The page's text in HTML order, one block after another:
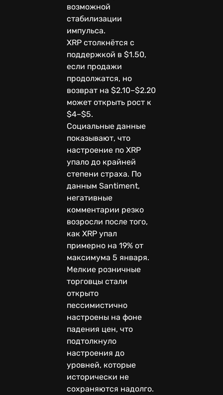
возможной
стабилизации
импульса.
XRP столкнётся с
поддержкой в $1.50,
если продажи
продолжатся, но
возврат на $2.10–$2.20
может открыть рост к
$4–$5.
Социальные данные
показывают, что
настроение по XRP
упало до крайней
степени страха. По
данным Santiment,
негативные
комментарии резко
возросли после того,
как XRP упал
примерно на 19% от
максимума 5 января.
Мелкие розничные
торговцы стали
открыто
пессимистично
настроены на фоне
падения цен, что
подтолкнуло
настроения до
уровней, которые
исторически не
сохраняются надолго.